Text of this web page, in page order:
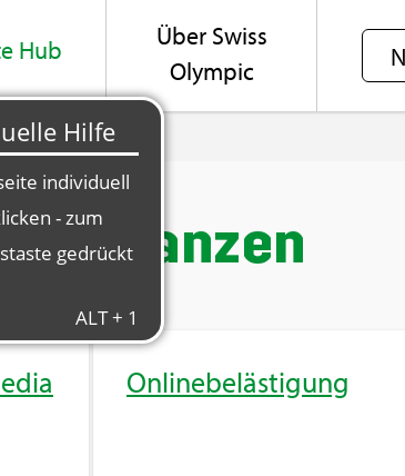
Hub
Über Swiss
Olym­pic
und Fi­nan­zen
Fi­nan­zen
On­line­be­läs­ti­gung